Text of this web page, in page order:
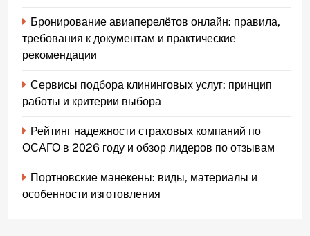
Бронирование авиаперелётов онлайн: правила,
требования к документам и практические
рекомендации
Сервисы подбора клининговых услуг: принцип
работы и критерии выбора
Рейтинг надежности страховых компаний по
ОСАГО в 2026 году и обзор лидеров по отзывам
Портновские манекены: виды, материалы и
особенности изготовления